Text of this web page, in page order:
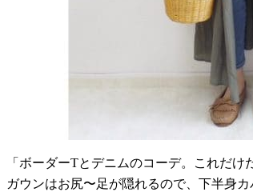
「ボーダーTとデニムのコーデ。これだ
ガウンはお尻〜足が隠れるので、下半身